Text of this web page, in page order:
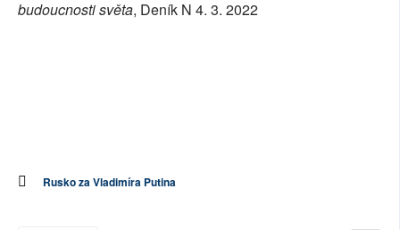
budoucnosti světa, Deník N 4. 3. 2022
Rusko za Vladimíra Putina